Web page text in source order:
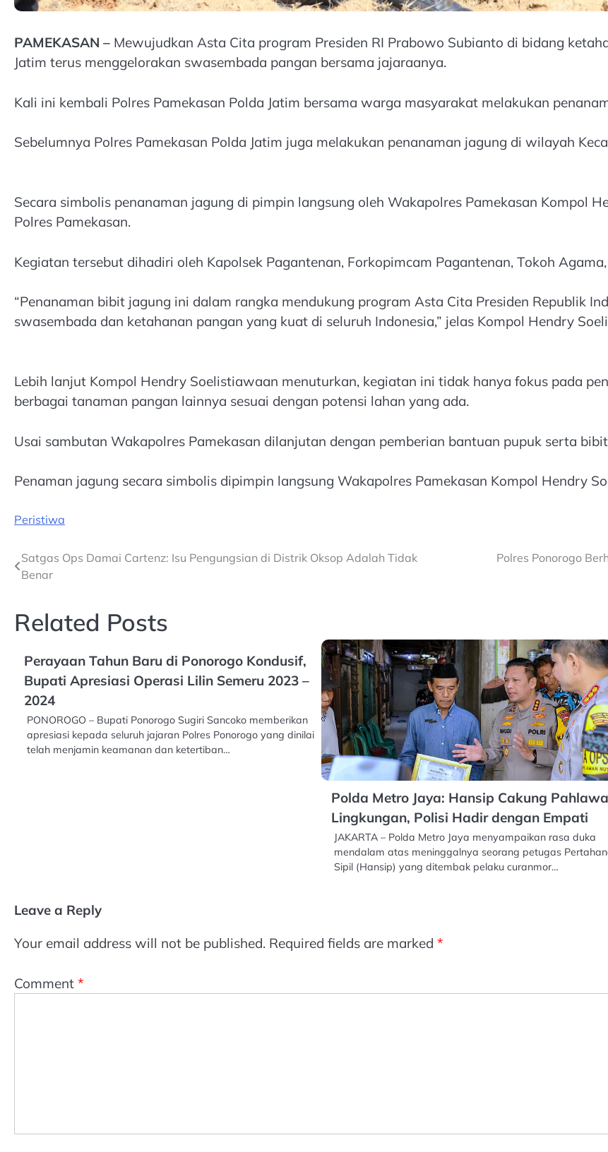
PAMEKASAN – Mewujudkan Asta Cita program Presiden RI Prabowo Subianto di bidang
Jatim terus menggelorakan swasembada pangan bersama jajaraanya.
Kali ini kembali Polres Pamekasan Polda Jatim bersama warga masyarakat melakukan
Sebelumnya Polres Pamekasan Polda Jatim juga melakukan penanaman jagung di wilayah
Secara simbolis penanaman jagung di pimpin langsung oleh Wakapolres Pamekasan Kompol
Polres Pamekasan.
Kegiatan tersebut dihadiri oleh Kapolsek Pagantenan, Forkopimcam Pagantenan, Tokoh
“Penanaman bibit jagung ini dalam rangka mendukung program Asta Cita Presiden Republik
swasembada dan ketahanan pangan yang kuat di seluruh Indonesia,” jelas Kompol Hendry
Lebih lanjut Kompol Hendry Soelistiawaan menuturkan, kegiatan ini tidak hanya fokus pada
berbagai tanaman pangan lainnya sesuai dengan potensi lahan yang ada.
Usai sambutan Wakapolres Pamekasan dilanjutan dengan pemberian bantuan pupuk serta
Penaman jagung secara simbolis dipimpin langsung Wakapolres Pamekasan Kompol Hendry
Peristiwa
Post
Satgas Ops Damai Cartenz: Isu Pengungsian di Distrik Oksop Adalah Tidak
Benar
Polres Ponorogo
Related Posts
Perayaan Tahun Baru di Ponorogo Kondusif,
Bupati Apresiasi Operasi Lilin Semeru 2023 –
2024
PONOROGO – Bupati Ponorogo Sugiri Sancoko memberikan
apresiasi kepada seluruh jajaran Polres Ponorogo yang dinilai
telah menjamin keamanan dan ketertiban…
Polda Metro Jaya: Hansip Cakung
Lingkungan, Polisi Hadir dengan Empati
JAKARTA – Polda Metro Jaya menyampaikan rasa duka
mendalam atas meninggalnya seorang petugas
Sipil (Hansip) yang ditembak pelaku curanmor…
Leave a Reply
Your email address will not be published. Required fields are marked *
Comment *